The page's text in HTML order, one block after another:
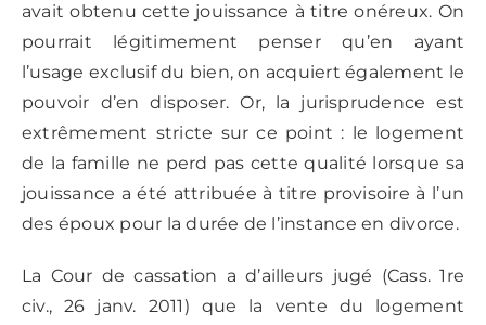
avait obtenu cette jouissance à titre onéreux. On
pourrait légitimement penser qu’en ayant
l’usage exclusif du bien, on acquiert également le
pouvoir d’en disposer. Or, la jurisprudence est
extrêmement stricte sur ce point : le logement
de la famille ne perd pas cette qualité lorsque sa
jouissance a été attribuée à titre provisoire à l’un
des époux pour la durée de l’instance en divorce.
La Cour de cassation a d’ailleurs jugé (Cass. 1re
civ., 26 janv. 2011) que la vente du logement